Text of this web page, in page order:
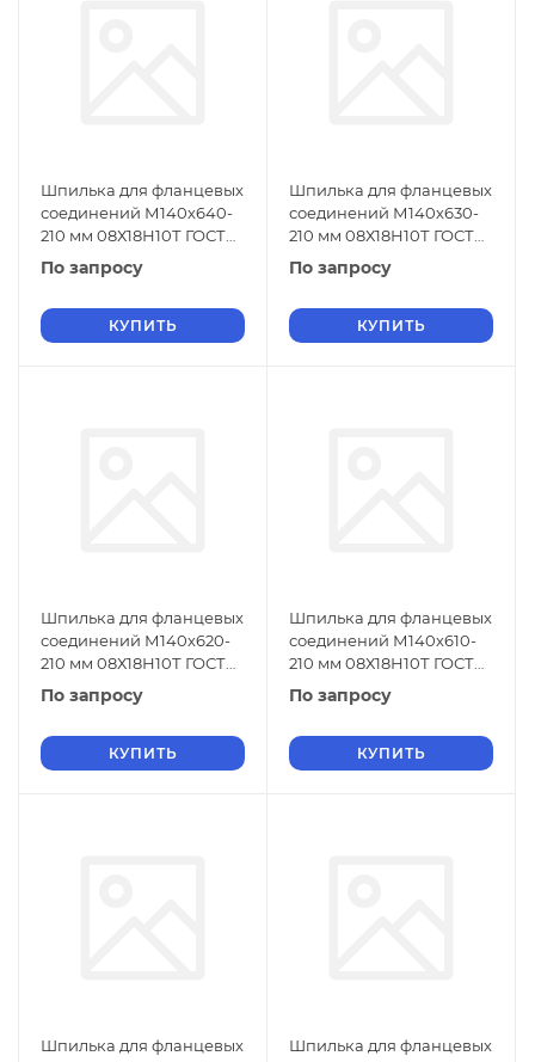
Шпилька для фланцевых
соединений М140х640-
210 мм 08Х18Н10Т ГОСТ
9066-75
По запросу
КУПИТЬ
Шпилька для фланцевых
соединений М140х630-
210 мм 08Х18Н10Т ГОСТ
9066-75
По запросу
КУПИТЬ
Шпилька для фланцевых
соединений М140х620-
210 мм 08Х18Н10Т ГОСТ
9066-75
По запросу
КУПИТЬ
Шпилька для фланцевых
соединений М140х610-
210 мм 08Х18Н10Т ГОСТ
9066-75
По запросу
КУПИТЬ
Шпилька для фланцевых
Шпилька для фланцевых